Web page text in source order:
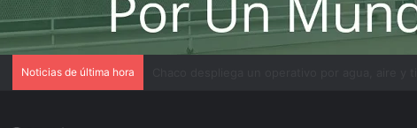
Noticias de última hora